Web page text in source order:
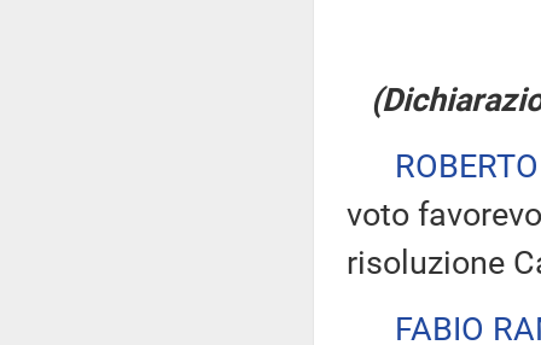
voto
risoluzione
FABIO